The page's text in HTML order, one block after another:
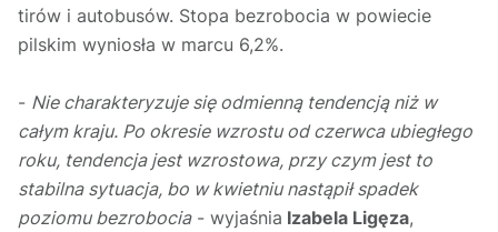
tirów i autobusów. Stopa bezrobocia w powiecie
pilskim wyniosła w marcu 6,2%.
- Nie charakteryzuje się odmienną tendencją niż w
całym kraju. Po okresie wzrostu od czerwca ubiegłego
roku, tendencja jest wzrostowa, przy czym jest to
stabilna sytuacja, bo w kwietniu nastąpił spadek
poziomu bezrobocia- wyjaśnia Izabela Ligęza,